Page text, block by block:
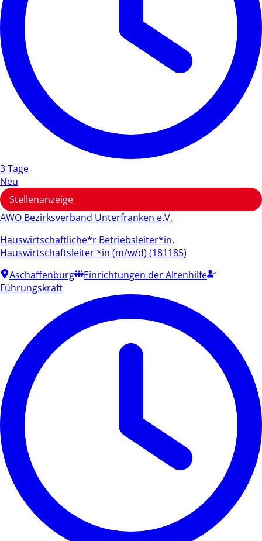
3 Tage
Neu
Stellenanzeige
AWO Bezirksverband Unterfranken e.V.
Hauswirtschaftliche*r Betriebsleiter*in,
Hauswirtschaftsleiter *in (m/w/d) (181185)
Aschaffenburg
Einrichtungen der Altenhilfe
Führungskraft